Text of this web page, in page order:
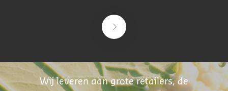
Wij leveren aan grote retailers, de